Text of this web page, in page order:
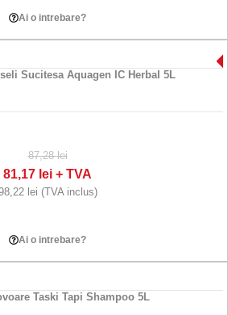
Ai o intrebare?
Sucitesa Aquagen IC Herbal 5L
87,28lei
81,17 lei + TVA
lei (TVA inclus)
Ai o intrebare?
Taski Tapi Shampoo 5L